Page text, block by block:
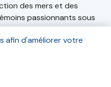
des mers et des
passionnants sous
afin d'améliorer votre